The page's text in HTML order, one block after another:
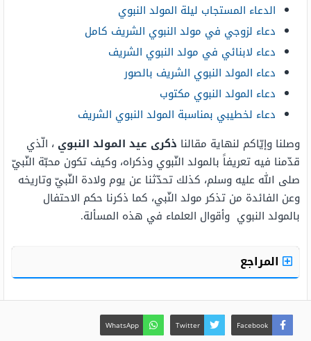
الدعاء المستجاب ليلة المولد النبوي
دعاء لزوجي في مولد النبوي الشريف كامل
دعاء لابنائي في مولد النبوي الشريف
دعاء المولد النبوي الشريف بالصور
دعاء المولد النبوي مكتوب
دعاء لخطيبي بمناسبة المولد النبوي الشريف
وصلنا وإيّاكم لنهاية مقالنا ذكرى عيد المولد النبوي ، الّذي
قدّمنا فيه تعريفاً بالمولد النّبوي وذكراه، وكيف تكون محبّة النّبيّ
صلى الله عليه وسلم، كذلك تحدّثنا عن يوم ولادة النّبيّ وتاريخه
وعن الفائدة من تذكر مولد النّبي، كما ذكرنا حكم الاحتفال
بالمولد النبوي وأقوال العلماء في هذه المسألة.
المراجع
Facebook
Twitter
WhatsApp